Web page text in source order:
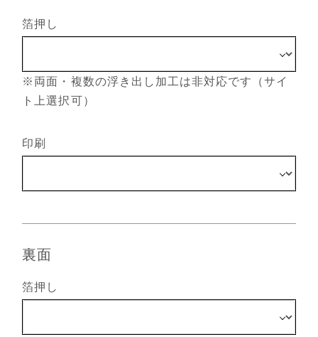
箔押し
※両面・複数の浮き出し加工は非対応です（サイ
ト上選択可）
印刷
裏面
箔押し